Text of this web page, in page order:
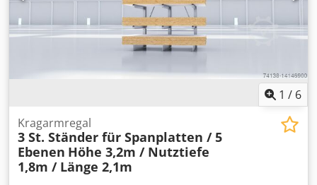
weiteren Prozess kommt. Chsdpfxjg Rxhge Ai Sea
1 / 6
Kragarmregal
3 St. Ständer für Spanplatten / 5
Ebenen Höhe 3,2m / Nutztiefe
1,8m / Länge 2,1m